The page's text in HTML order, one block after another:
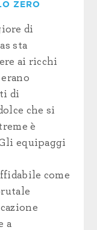
ZERO
di
sta
ai ricchi
di
che si
è
equipaggi
come
a